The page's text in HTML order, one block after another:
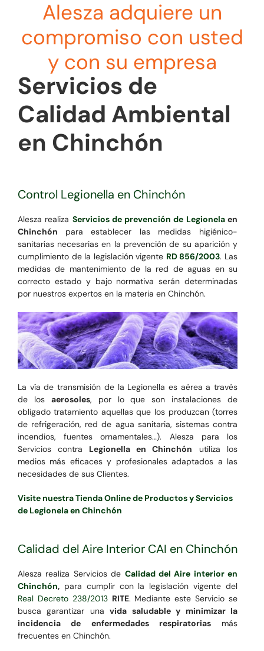
Alesza adquiere un
compromiso con usted
y con su empresa
Servicios de
Calidad Ambiental
en Chinchón
Control Legionella en Chinchón
Alesza realiza Servicios de prevención de Legionelaen
Chinchón para establecer las medidas higiénico-
sanitarias necesarias en la prevención de su aparición y
cumplimiento de la legislación vigente RD 856/2003. Las
medidas de mantenimiento de la red de aguas en su
correcto estado y bajo normativa serán determinadas
por nuestros expertos en la materia en Chinchón.
La vía de transmisión de la Legionella es aérea a través
de los aerosoles, por lo que son instalaciones de
obligado tratamiento aquellas que los produzcan (torres
de refrigeración, red de agua sanitaria, sistemas contra
incendios, fuentes ornamentales…). Alesza para los
Servicios contra Legionella en Chinchón utiliza los
medios más eficaces y profesionales adaptados a las
necesidades de sus Clientes.
Visite nuestra Tienda Online de Productos y Servicios
de Legionela en Chinchón
Calidad del Aire Interior CAI en Chinchón
Alesza realiza Servicios de Calidad del Aire interior en
Chinchón,para cumplir con la legislación vigente del
Real Decreto 238/2013 RITE. Mediante este Servicio se
busca garantizar unavida saludable y minimizar la
incidencia de enfermedades respiratoriasmás
frecuentes en Chinchón.